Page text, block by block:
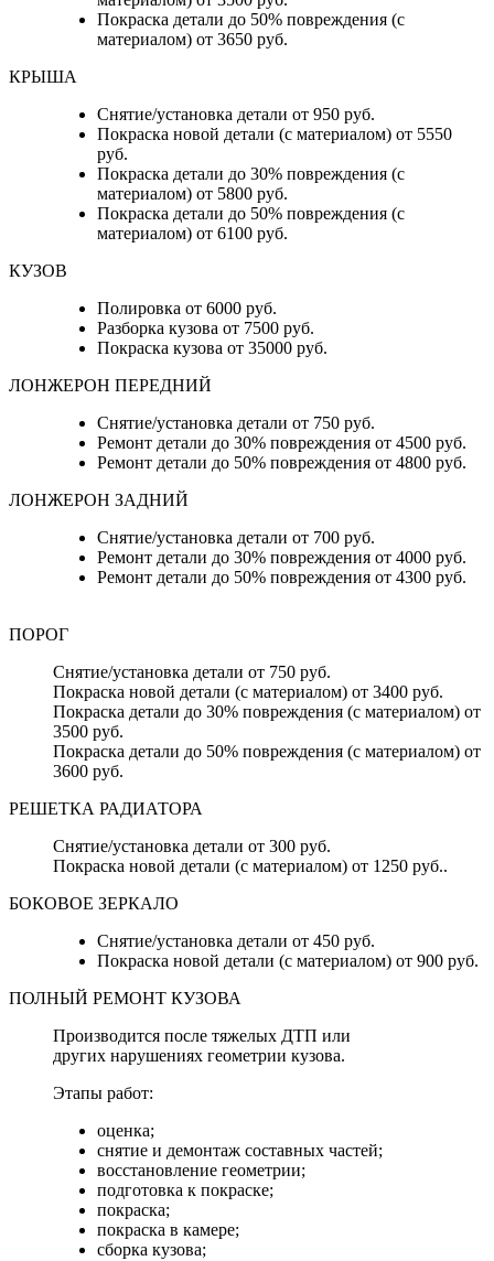
Покраска детали до 50% повреждения (с
материалом) от 3650 руб.
КРЫША
Снятие/установка детали от 950 руб.
Покраска новой детали (с материалом) от 5550
руб.
Покраска детали до 30% повреждения (с
материалом) от 5800 руб.
Покраска детали до 50% повреждения (с
материалом) от 6100 руб.
КУЗОВ
Полировка от 6000 руб.
Разборка кузова от 7500 руб.
Покраска кузова от 35000 руб.
ЛОНЖЕРОН ПЕРЕДНИЙ
Снятие/установка детали от 750 руб.
Ремонт детали до 30% повреждения от 4500 руб.
Ремонт детали до 50% повреждения от 4800 руб.
ЛОНЖЕРОН ЗАДНИЙ
Снятие/установка детали от 700 руб.
Ремонт детали до 30% повреждения от 4000 руб.
Ремонт детали до 50% повреждения от 4300 руб.
ПОРОГ
Снятие/установка детали от 750 руб.
Покраска новой детали (с материалом) от 3400 руб.
Покраска детали до 30% повреждения (с материалом) от
3500 руб.
Покраска детали до 50% повреждения (с материалом) от
3600 руб.
РЕШЕТКА РАДИАТОРА
Снятие/установка детали от 300 руб.
Покраска новой детали (с материалом) от 1250 руб..
БОКОВОЕ ЗЕРКАЛО
Снятие/установка детали от 450 руб.
Покраска новой детали (с материалом) от 900 руб.
ПОЛНЫЙ РЕМОНТ КУЗОВА
Производится после тяжелых ДТП или
других нарушениях геометрии кузова.
Этапы работ:
оценка;
снятие и демонтаж составных частей;
восстановление геометрии;
подготовка к покраске;
покраска;
покраска в камере;
сборка кузова;